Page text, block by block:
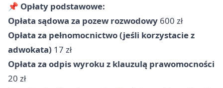
📌 Opłaty podstawowe:
Opłata sądowa za pozew rozwodowy 600 zł
Opłata za pełnomocnictwo (jeśli korzystacie z
adwokata) 17 zł
Opłata za odpis wyroku z klauzulą prawomocności
20 zł